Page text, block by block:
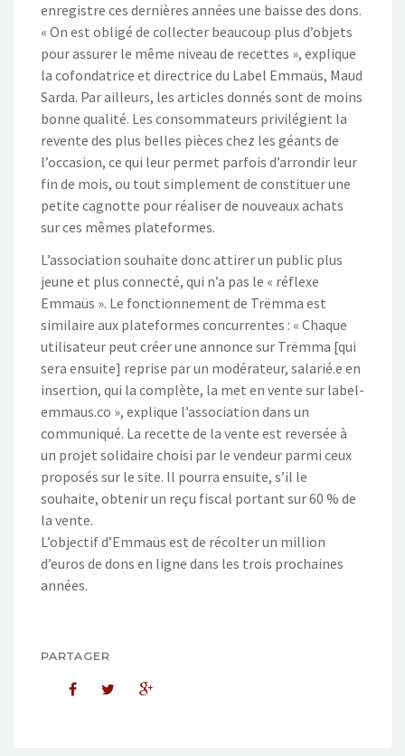
enregistre ces dernières années une baisse des dons.
« On est obligé de collecter beaucoup plus d’objets
pour assurer le même niveau de recettes », explique
la cofondatrice et directrice du Label Emmaüs, Maud
Sarda. Par ailleurs, les articles donnés sont de moins
bonne qualité. Les consommateurs privilégient la
revente des plus belles pièces chez les géants de
l’occasion, ce qui leur permet parfois d’arrondir leur
fin de mois, ou tout simplement de constituer une
petite cagnotte pour réaliser de nouveaux achats
sur ces mêmes plateformes.
L’association souhaite donc attirer un public plus
jeune et plus connecté, qui n’a pas le « réflexe
Emmaüs ». Le fonctionnement de Trëmma est
similaire aux plateformes concurrentes : « Chaque
utilisateur peut créer une annonce sur Trëmma [qui
sera ensuite] reprise par un modérateur, salarié.e en
insertion, qui la complète, la met en vente sur label-
emmaus.co », explique l’association dans un
communiqué. La recette de la vente est reversée à
un projet solidaire choisi par le vendeur parmi ceux
proposés sur le site. Il pourra ensuite, s’il le
souhaite, obtenir un reçu fiscal portant sur 60 % de
la vente.
L’objectif d’Emmaüs est de récolter un million
d’euros de dons en ligne dans les trois prochaines
années.
PARTAGER